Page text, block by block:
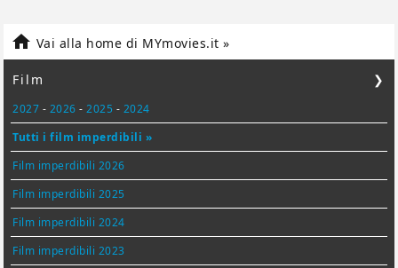
 Vai alla home di MYmovies.it »
Film ❯
2027 - 2026 -2025 - 2024
Tutti i film imperdibili »
Film imperdibili 2026
Film imperdibili 2025
Film imperdibili 2024
Film imperdibili 2023